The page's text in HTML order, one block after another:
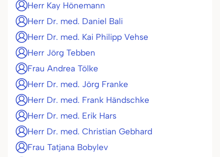
Herr Kay Hönemann
Herr Dr. med. Daniel Bali
Herr Dr. med. Kai Philipp Vehse
Herr Jörg Tebben
Frau Andrea Tölke
Herr Dr. med. Jörg Franke
Herr Dr. med. Frank Händschke
Herr Dr. med. Erik Hars
Herr Dr. med. Christian Gebhard
Frau Tatjana Bobylev